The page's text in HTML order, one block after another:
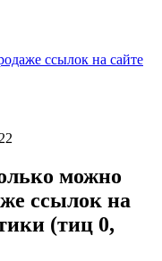
ссылок на сайте
можно
ссылок на
(тиц 0,